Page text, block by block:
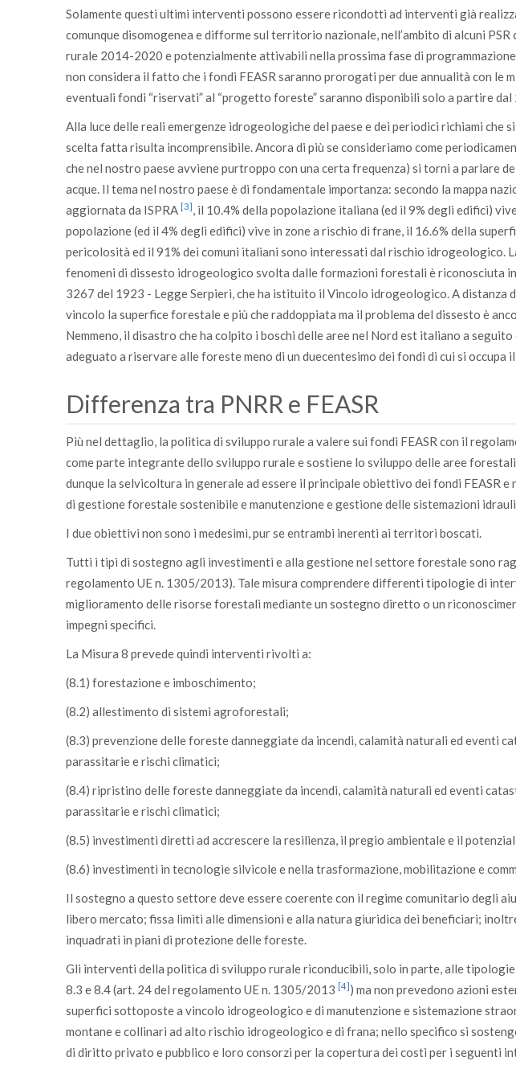
Solamente questi ultimi interventi possono essere ricondotti ad interventi già
comunque disomogenea e difforme sul territorio nazionale, nell’ambito di alcuni
rurale 2014-2020 e potenzialmente attivabili nella prossima fase di programmazione
non considera il fatto che i fondi FEASR saranno prorogati per due annualità con le
eventuali fondi “riservati” al “progetto foreste” saranno disponibili solo a partire dal
Alla luce delle reali emergenze idrogeologiche del paese e dei periodici richiami che
scelta fatta risulta incomprensibile. Ancora di più se consideriamo come
che nel nostro paese avviene purtroppo con una certa frequenza) si torni a parlare
acque. Il tema nel nostro paese è di fondamentale importanza: secondo la mappa
aggiornata da ISPRA [3] , il 10.4% della popolazione italiana (ed il 9% degli edifici)
popolazione (ed il 4% degli edifici) vive in zone a rischio di frane, il 16.6% della
pericolosità ed il 91% dei comuni italiani sono interessati dal rischio idrogeologico.
fenomeni di dissesto idrogeologico svolta dalle formazioni forestali è riconosciuta
3267 del 1923 - Legge Serpieri, che ha istituito il Vincolo idrogeologico. A distanza
vincolo la superfice forestale e più che raddoppiata ma il problema del dissesto è
Nemmeno, il disastro che ha colpito i boschi delle aree nel Nord est italiano a
adeguato a riservare alle foreste meno di un duecentesimo dei fondi di cui si occupa
Differenza tra PNRR e FEASR
Più nel dettaglio, la politica di sviluppo rurale a valere sui fondi FEASR con il
come parte integrante dello sviluppo rurale e sostiene lo sviluppo delle aree
dunque la selvicoltura in generale ad essere il principale obiettivo dei fondi FEASR
di gestione forestale sostenibile e manutenzione e gestione delle sistemazioni
I due obiettivi non sono i medesimi, pur se entrambi inerenti ai territori boscati.
Tutti i tipi di sostegno agli investimenti e alla gestione nel settore forestale sono
regolamento UE n. 1305/2013). Tale misura comprendere differenti tipologie di
miglioramento delle risorse forestali mediante un sostegno diretto o un
impegni specifici.
La Misura 8 prevede quindi interventi rivolti a:
(8.1) forestazione e imboschimento;
(8.2) allestimento di sistemi agroforestali;
(8.3) prevenzione delle foreste danneggiate da incendi, calamità naturali ed eventi
parassitarie e rischi climatici;
(8.4) ripristino delle foreste danneggiate da incendi, calamità naturali ed eventi
parassitarie e rischi climatici;
(8.5) investimenti diretti ad accrescere la resilienza, il pregio ambientale e il
(8.6) investimenti in tecnologie silvicole e nella trasformazione, mobilitazione e
Il sostegno a questo settore deve essere coerente con il regime comunitario degli
libero mercato; fissa limiti alle dimensioni e alla natura giuridica dei beneficiari;
inquadrati in piani di protezione delle foreste.
Gli interventi della politica di sviluppo rurale riconducibili, solo in parte, alle
8.3 e 8.4 (art. 24 del regolamento UE n. 1305/2013 [4] ) ma non prevedono azioni
superfici sottoposte a vincolo idrogeologico e di manutenzione e sistemazione
montane e collinari ad alto rischio idrogeologico e di frana; nello specifico si
di diritto privato e pubblico e loro consorzi per la copertura dei costi per i seguenti